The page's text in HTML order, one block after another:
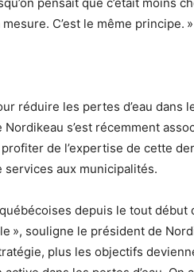
C’est le même principe. »
réduire les pertes d’eau dans
s’est récemment
de l’expertise de cette
aux municipalités.
depuis le tout début
», souligne le président de
plus les objectifs